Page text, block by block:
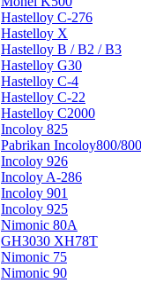
Hastelloy C-276
Hastelloy X
Hastelloy B / B2 / B3
Hastelloy G30
Hastelloy C-4
Hastelloy C-22
Hastelloy C2000
Incoloy 825
Pabrikan Incoloy800/
Incoloy 926
Incoloy A-286
Incoloy 901
Incoloy 925
Nimonic 80A
GH3030 XH78T
Nimonic 75
Nimonic 90